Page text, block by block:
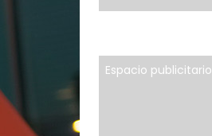
Espacio publicitario